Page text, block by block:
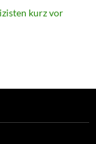
kurz vor